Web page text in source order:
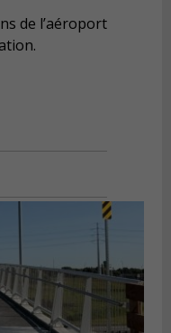
de l’aéroport